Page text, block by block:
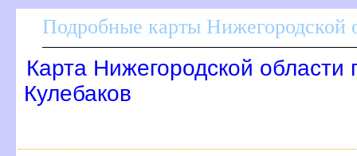
Подробные карты Нижегородской
Карта Нижегородской области
Кулебако